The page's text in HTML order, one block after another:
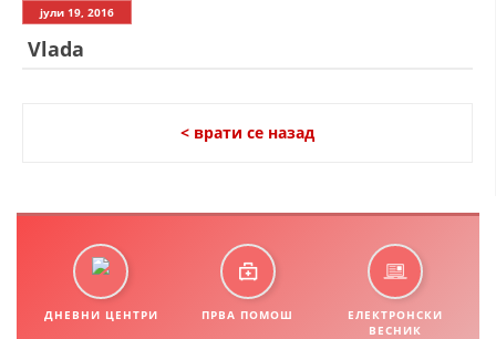
ИСТОРИЈАТ НА ЦКРМ
ИСТОРИЈАТ НА ДВИЖЕЊЕТО
јули 19, 2016
Vlada
< врати се назад
ДНЕВНИ ЦЕНТРИ ПРВА ПОМОШ
ЕЛЕКТРОНСКИ
ВЕСНИК